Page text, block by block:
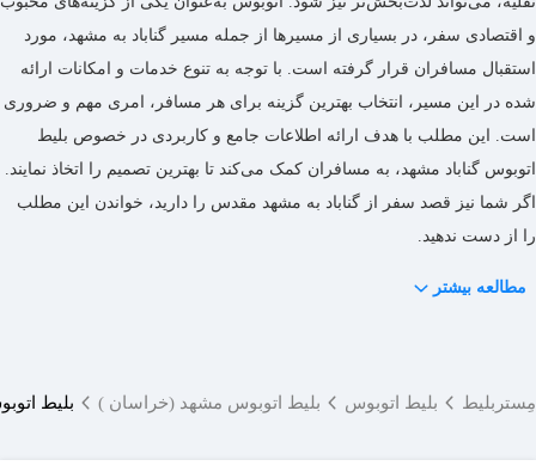
پایانه مبدأ، ۵۰% جریمه اعمال می‌شود. استرداد اعتباری به‌صورت
آنی انجام خواهد شد، در حالی که استرداد واریزی معمولاً بین یک تا
مسیر حرکت اتوبوس‌های گناباد مشهد معمولاً از طریق جاده
تربت‌جام است از شهرهایی مانند خواف، تربت‌جام و نیشابور عبور
کند. البته مسیر دقیق حرکت اتوبوس‌ها ممکن است بسته به شرکت
اتوبوسرانی متفاوت باشد.
و اقتصادی سفر، در بسیاری از مسیرها از جمله مسیر گناباد به مشهد، مورد
استقبال مسافران قرار گرفته است. با توجه به تنوع خدمات و امکانات ارائه
شده در این مسیر، انتخاب بهترین گزینه برای هر مسافر، امری مهم و ضروری
است. این مطلب با هدف ارائه اطلاعات جامع و کاربردی در خصوص بلیط
اتوبوس گناباد مشهد، به مسافران کمک می‌کند تا بهترین تصمیم را اتخاذ نمایند.
اگر شما نیز قصد سفر از گناباد به مشهد مقدس را دارید، خواندن این مطلب
را از دست ندهید.
مطالعه بیشتر
مِستربلیط بلیط اتوبوس بلیط اتوبوس مشهد (خراسان ) بلیط